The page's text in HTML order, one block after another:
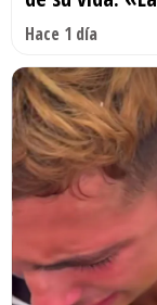
Hace 1 día